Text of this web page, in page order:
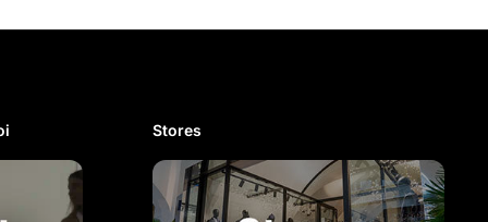
Stores